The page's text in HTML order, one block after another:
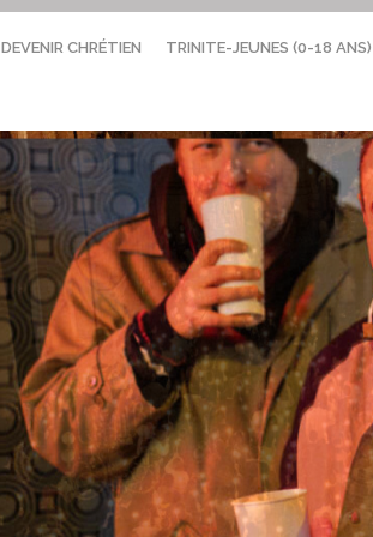
DEVENIR CHRÉTIEN TRINITE-JEUNES (0-18 ANS)